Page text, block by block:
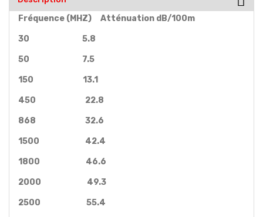
Fréquence (MHZ) Atténuation dB/100m
30 5.8
50 7.5
150 13.1
450 22.8
868 32.6
1500 42.4
1800 46.6
2000 49.3
2500 55.4